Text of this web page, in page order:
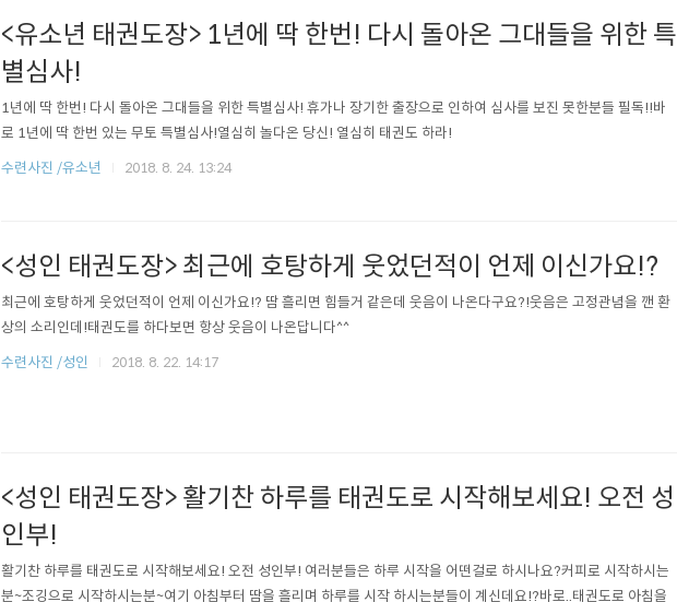
<유소년 태권도장> 1년에 딱 한번! 다시 돌아온 그대들을 위한 특
별심사!
1년에 딱 한번! 다시 돌아온 그대들을 위한 특별심사! 휴가나 장기한 출장으로 인하여 심사를 보진 못한분들 필독!!바
로 1년에 딱 한번 있는 무토 특별심사!열심히 놀다온 당신! 열심히 태권도 하라!
수련사진 /유소년
2018. 8. 24. 13:24
<성인 태권도장> 최근에 호탕하게 웃었던적이 언제 이신가요!?
최근에 호탕하게 웃었던적이 언제 이신가요!? 땀 흘리면 힘들거 같은데 웃음이 나온다구요?!웃음은 고정관념을 깬 환
상의 소리인데!태권도를 하다보면 항상 웃음이 나온답니다^^
수련사진 /성인
2018. 8. 22. 14:17
<성인 태권도장> 활기찬 하루를 태권도로 시작해보세요! 오전 성
인부!
활기찬 하루를 태권도로 시작해보세요! 오전 성인부! 여러분들은 하루 시작을 어떤걸로 하시나요?커피로 시작하시는
분~조깅으로 시작하시는분~여기 아침부터 땀을 흘리며 하루를 시작 하시는분들이 계신데요!?바로..태권도로 아침을